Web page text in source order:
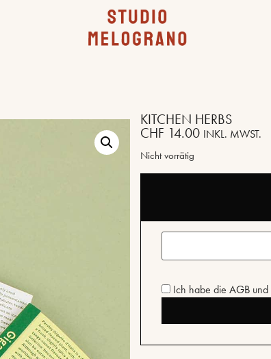
KITCHEN HERBS
CHF 14.00 INKL. MWST.
Nicht vorrätig
Ich habe die AGB und